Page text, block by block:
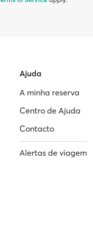
Ajuda
A minha reserva
Centro de Ajuda
Contacto
Alertas de viagem